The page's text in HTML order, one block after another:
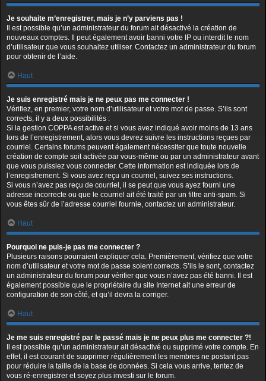
Je souhaite m’enregistrer, mais je n’y parviens pas !
Il est possible qu’un administrateur du forum ait désactivé la création de
nouveaux comptes. Il peut également avoir banni votre IP ou interdit le nom
d’utilisateur que vous souhaitez utiliser. Contactez un administrateur du forum
pour obtenir de l’aide.
Haut
Je suis enregistré mais je ne peux pas me connecter !
Vérifiez, en premier, votre nom d’utilisateur et votre mot de passe. S’ils sont
corrects, il y a deux possibilités :
Si la gestion COPPA est active et si vous avez indiqué avoir moins de 13 ans
lors de l’enregistrement, alors vous devrez suivre les instructions reçues par
courriel. Certains forums peuvent également nécessiter que toute nouvelle
création de compte soit activée par vous-même ou par un administrateur avant
que vous puissiez vous connecter. Cette information est indiquée lors de
l’enregistrement. Si vous avez reçu un courriel, suivez ses instructions.
Si vous n’avez pas reçu de courriel, il se peut que vous ayez fourni une
adresse incorrecte ou que le courriel ait été traité par un filtre anti-spam. Si
vous êtes sûr de l’adresse courriel fournie, contactez un administrateur.
Haut
Pourquoi ne puis-je pas me connecter ?
Plusieurs raisons pourraient expliquer cela. Premièrement, vérifiez que votre
nom d’utilisateur et votre mot de passe soient corrects. S’ils le sont, contactez
un administrateur du forum pour vérifier que vous n’avez pas été banni. Il est
également possible que le propriétaire du site Internet ait une erreur de
configuration de son côté, et qu’il devra la corriger.
Haut
Je me suis enregistré par le passé mais je ne peux plus me connecter ?!
Il est possible qu’un administrateur ait désactivé ou supprimé votre compte. En
effet, il est courant de supprimer régulièrement les membres ne postant pas
pour réduire la taille de la base de données. Si cela vous arrive, tentez de
vous ré-enregistrer et soyez plus investi sur le forum.